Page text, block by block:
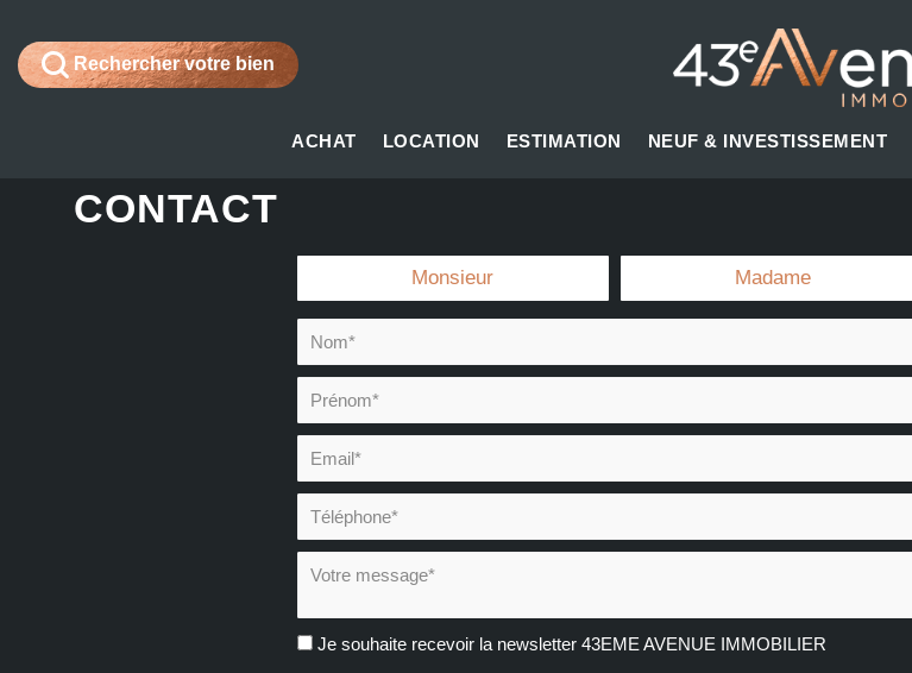
Rechercher votre bien
ACHAT LOCATION ESTIMATION NEUF & INVESTISSEMENT
CONTACT
Monsieur Madame
Nom* :
Prénom* :
Email* :
Téléphone* :
Votre message* :
Je souhaite recevoir la newsletter 43EME AVENUE IMMOBILIER